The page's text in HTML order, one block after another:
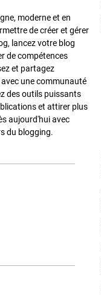
moderne et en
de créer et gérer
lancez votre blog
de compétences
et partagez
une communauté
des outils puissants
et attirer plus
aujourd'hui avec
du blogging.